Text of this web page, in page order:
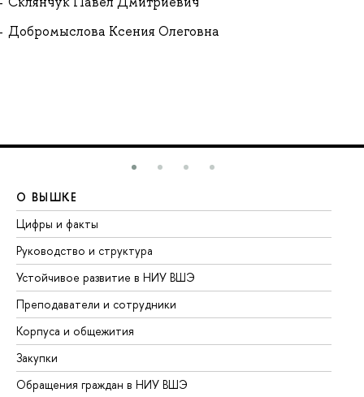
Добромыслова Ксения Олеговна
О ВЫШКЕ
Цифры и факты
Руководство и структура
Устойчивое развитие в НИУ ВШЭ
Преподаватели и сотрудники
Корпуса и общежития
Закупки
Обращения граждан в НИУ ВШЭ